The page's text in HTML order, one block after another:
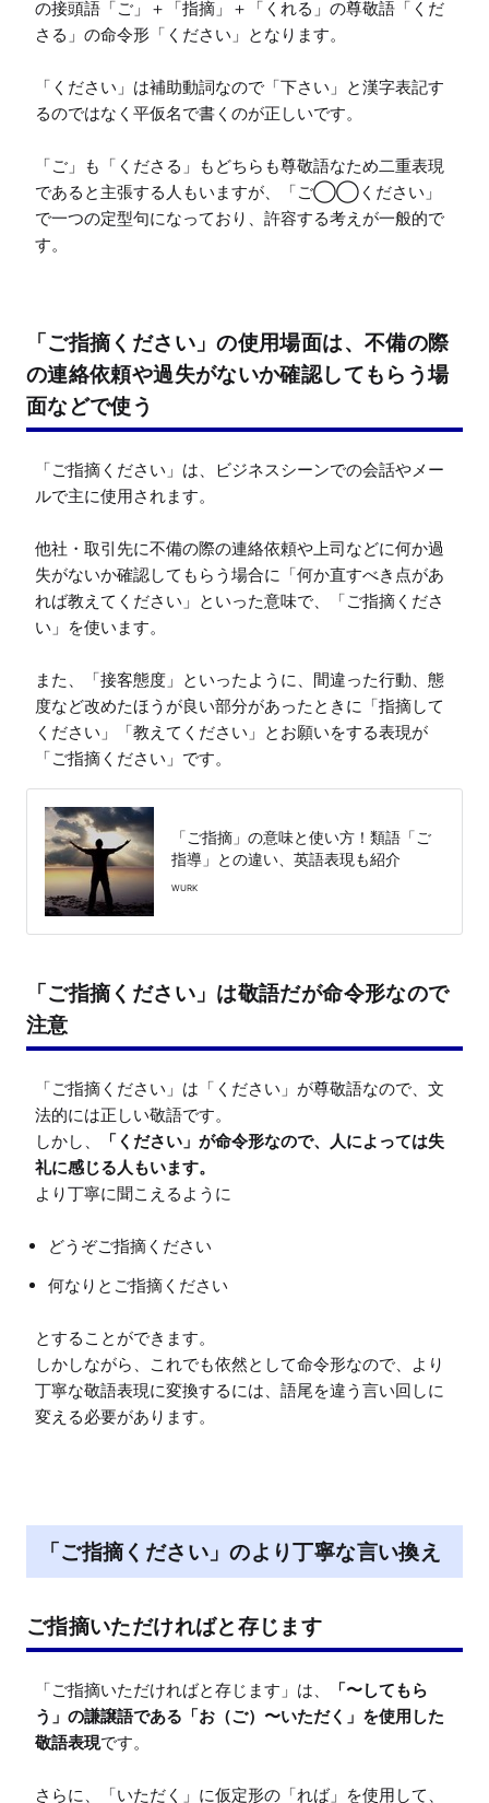
の接頭語「ご」＋「指摘」＋「くれる」の尊敬語「くだ
さる」の命令形「ください」となります。
「ください」は補助動詞なので「下さい」と漢字表記す
るのではなく平仮名で書くのが正しいです。
「ご」も「くださる」もどちらも尊敬語なため二重表現
であると主張する人もいますが、「ご◯◯ください」
で一つの定型句になっており、許容する考えが一般的で
す。
「ご指摘ください」の使用場面は、不備の際
の連絡依頼や過失がないか確認してもらう場
面などで使う
「ご指摘ください」は、ビジネスシーンでの会話やメー
ルで主に使用されます。
他社・取引先に不備の際の連絡依頼や上司などに何か過
失がないか確認してもらう場合に「何か直すべき点があ
れば教えてください」といった意味で、「ご指摘くださ
い」を使います。
また、「接客態度」といったように、間違った行動、態
度など改めたほうが良い部分があったときに「指摘して
ください」「教えてください」とお願いをする表現が
「ご指摘」の意味と使い方！類語「ご
指導」との違い、英語表現も紹介
WURK
「ご指摘ください」は敬語だが命令形なので
注意
「ご指摘ください」は「ください」が尊敬語なので、文
法的には正しい敬語です。
しかし、
「ください」が命令形なので、人によっては失
礼に感じる人もいます。
どうぞご指摘ください
何なりとご指摘ください
とすることができます。
しかしながら、これでも依然として命令形なので、より
丁寧な敬語表現に変換するには、語尾を違う言い回しに
「ご指摘ください」のより丁寧な言い換え
ご指摘いただければと存じます
「ご指摘いただければと存じます」は、
「〜してもら
う」の謙譲語である「お（ご）〜いただく」を使用した
敬語表現です。
さらに、「いただく」に仮定形の「れば」を使用して、